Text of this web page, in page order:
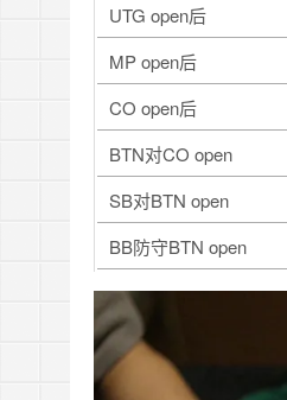
UTG open后
MP open后
CO open后
BTN对CO open
SB对BTN open
BB防守BTN open